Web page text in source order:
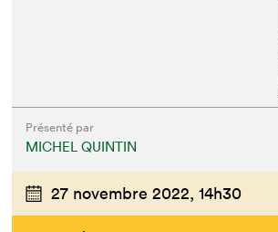
Présenté par
MICHEL QUINTIN
27 novembre 2022, 14h30